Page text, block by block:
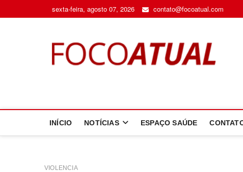
to
sexta-feira, agosto 07, 2026 contato@focoatual.com
INÍCIO NOTÍCIAS ESPAÇO SAÚDE
VIOLENCIA